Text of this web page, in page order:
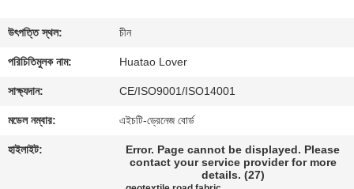
যোগাযোগ
করুন
খবর
উৎপত্তি স্থল: চীন
পরিচিতিমুলক নাম: Huatao Lover
সাক্ষ্যদান: CE/ISO9001/ISO14001
মডেল নম্বার: এইচটি-ড্রেনেজ বোর্ড
হাইলাইট:
Error. Page cannot be displayed. Please
contact your service provider for more
details. (27)